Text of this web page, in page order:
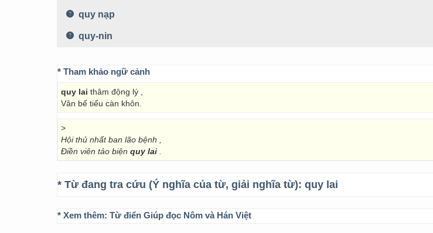
quy nạp
quy-nin
* Tham khảo ngữ cảnh
quy lai thâm động lý ,
Vân bế tiểu càn khôn.
>
Hội thủ nhất ban lão bệnh ,
Điền viên tảo biện quy lai
* Từ đang tra cứu (Ý nghĩa của từ, giải nghĩa từ): quy lai
* Xem thêm: Từ điển Giúp đọc Nôm và Hán Việt